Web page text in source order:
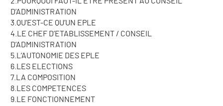
D’ADMINISTRATION
3.QU’EST-CE QU’UN EPLE
4.LE CHEF D’ETABLISSEMENT / CONSEIL
D’ADMINISTRATION
5.L’AUTONOMIE DES EPLE
6.LES ELECTIONS
7.LA COMPOSITION
8.LES COMPETENCES
9.LE FONCTIONNEMENT